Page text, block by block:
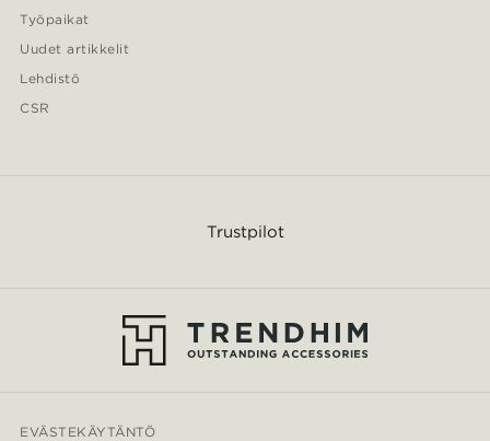
Työpaikat
Uudet artikkelit
Lehdistö
CSR
Trustpilot
EVÄSTEKÄYTÄNTÖ